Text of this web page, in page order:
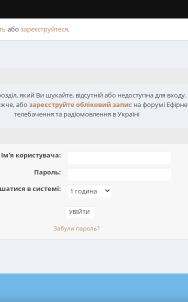
або зареєструйтеся.
який Ви шукайте, відсутній або недоступна для входу.
або зареєструйте обліковий запис на форумі Ефірне
телебачення та радіомовлення в Україні
Ім'я користувача:
Пароль:
в системі:
Забули пароль?